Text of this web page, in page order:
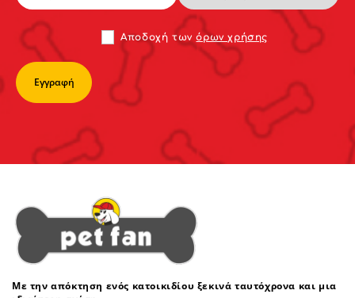
Αποδoχή τωνόρων χρήσης
Με την απόκτηση ενός κατοικιδίου ξεκινά ταυτόχρονα και μια